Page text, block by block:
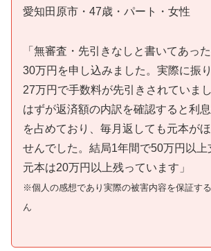
愛知田原市・47歳・パート・女性
「無審査・先引きなしと書いてあっ
30万円を申し込みました。実際に振
27万円で手数料が先引きされていま
はずが返済額の内訳を確認すると利
を占めており、毎月返しても元本が
せんでした。結局1年間で50万円以
元本は20万円以上残っています」
※個人の感想であり実際の被害内容を保証す
ん